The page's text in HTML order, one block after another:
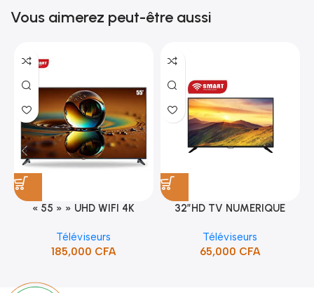
Vous aimerez peut-être aussi
« 55 » » UHD WIFI 4K
Téléviseurs
185,000 CFA
32″HD TV NUMERIQUE
BORDURE/SUPPORT(STT-
5132A)
Téléviseurs
65,000 CFA